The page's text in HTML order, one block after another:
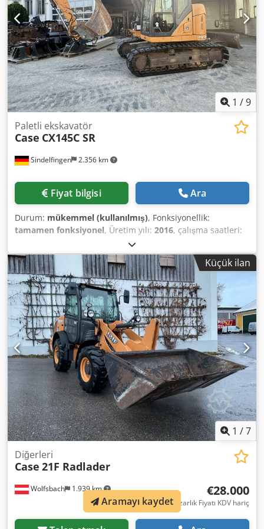
1 /9
Sindelfingen 2.356 km
Paletli ekskavatör
Case CX145C SR
Fiyat bilgisi Ara
Durum: mükemmel (kullanılmış), Fonksiyonellik:
tamamen fonksiyonel, Üretim yılı: 2016, çalışma saatleri:
, * 11.500 saat * Çalışma ağırlığı 15.700 kg * Motor
gücü 77 kW * Yol tipi palet (roadliner) * Hidrolik hızlı
bağlantı aparatı * Klima sistemi Dsdpfxoy Rm H Eo Amyock
Küçük ilan
1 /7
Wolfsbach 1.939 km
Diğerleri
Case 21F Radlader
€28.000
Pazarlık Fiyatı KDV hariç
Aramayı kaydet